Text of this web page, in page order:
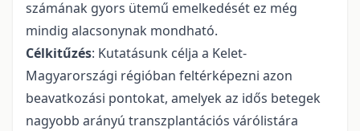
számának gyors ütemű emelkedését ez még
mindig alacsonynak mondható.
Célkitűzés: Kutatásunk célja a Kelet-
Magyarországi régióban feltérképezni azon
beavatkozási pontokat, amelyek az idős betegek
nagyobb arányú transzplantációs várólistára